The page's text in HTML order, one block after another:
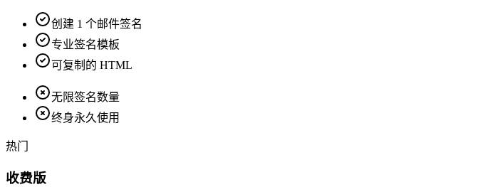
创建 1 个邮件签名
专业签名模板
可复制的 HTML
无限签名数量
终身永久使用
热门
收费版